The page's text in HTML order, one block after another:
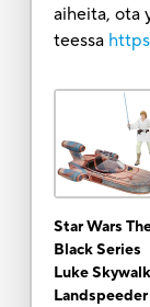
aiheita, ota
teessa
Star Wars
Black Series
Luke
Landspeeder